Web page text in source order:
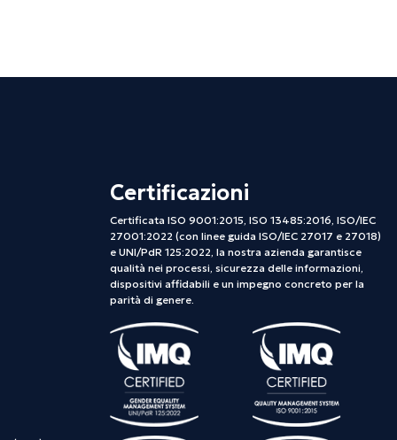
Certificazioni
Certificata ISO 9001:2015, ISO 13485:2016, ISO/IEC
27001:2022 (con linee guida ISO/IEC 27017 e 27018)
e UNI/PdR 125:2022, la nostra azienda garantisce
qualità nei processi, sicurezza delle informazioni,
dispositivi affidabili e un impegno concreto per la
parità di genere.